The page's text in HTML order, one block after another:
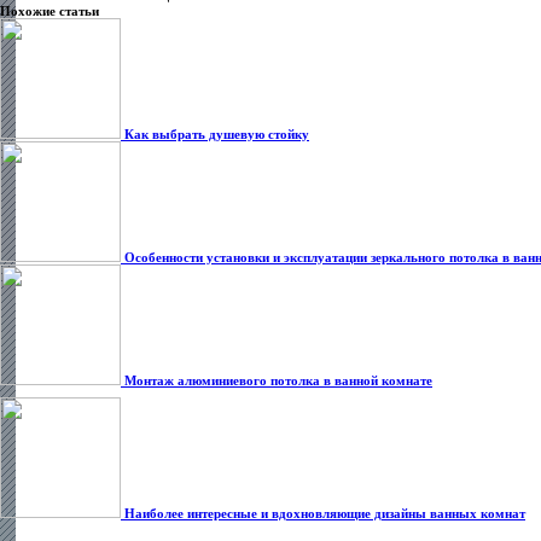
Похожие статьи
Как выбрать душевую стойку
Особенности установки и эксплуатации зеркального потолка в
Монтаж алюминиевого потолка в ванной комнате
Наиболее интересные и вдохновляющие дизайны ванных комнат